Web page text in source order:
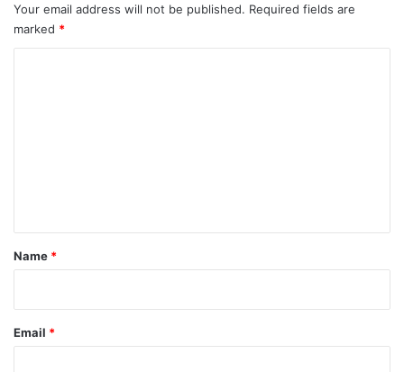
र
जी
Your email address will not be published. Required fields are
marked *
*
Name *
Email *